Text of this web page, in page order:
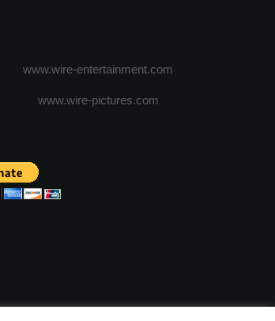
www.wire-entertainment.com
www.wire-pictures.com